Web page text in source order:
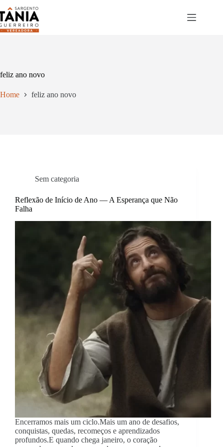
para
o
conteúdo
feliz ano novo
Home feliz ano novo
Sem categoria
Reflexão de Início de Ano — A Esperança que Não
Falha
Encerramos mais um ciclo.Mais um ano de desafios,
conquistas, quedas, recomeços e aprendizados
profundos.E quando chega janeiro, o coração